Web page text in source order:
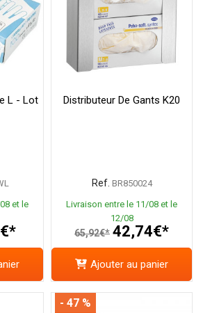
L - Lot
et le
Distributeur De Gants K20
Ref. BR850024
Livraison entre le 11/08 et le
12/08
65,92€* 42,74€*
Ajouter au panier
- 47 %